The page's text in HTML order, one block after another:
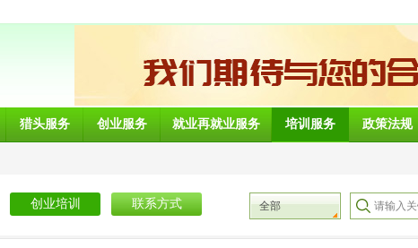
猎头服务 创业服务 就业再就业服务 培训服务 政策法规
创业培训 联系方式 全部